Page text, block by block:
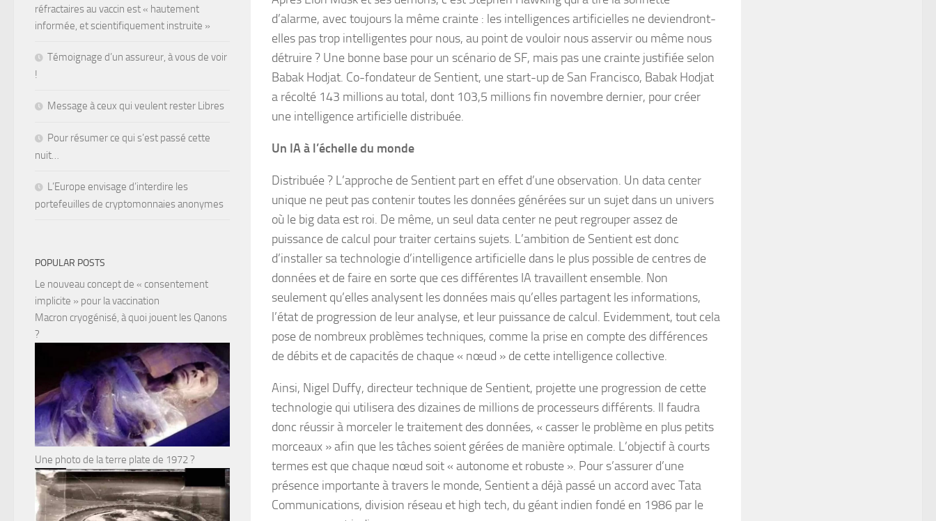
d’alarme, avec toujours la même crainte : les intelligences artificielles ne deviendront-
elles pas trop intelligentes pour nous, au point de vouloir nous asservir ou même nous
détruire ? Une bonne base pour un scénario de SF, mais pas une crainte justifiée selon
Babak Hodjat. Co-fondateur de Sentient, une start-up de San Francisco, Babak Hodjat
a récolté 143 millions au total, dont 103,5 millions fin novembre dernier, pour créer
une intelligence artificielle distribuée.
Un IA à l’échelle du monde
Distribuée ? L’approche de Sentient part en effet d’une observation. Un data center
unique ne peut pas contenir toutes les données générées sur un sujet dans un univers
où le big data est roi. De même, un seul data center ne peut regrouper assez de
puissance de calcul pour traiter certains sujets. L’ambition de Sentient est donc
d’installer sa technologie d’intelligence artificielle dans le plus possible de centres de
données et de faire en sorte que ces différentes IA travaillent ensemble. Non
seulement qu’elles analysent les données mais qu’elles partagent les informations,
l’état de progression de leur analyse, et leur puissance de calcul. Evidemment, tout cela
pose de nombreux problèmes techniques, comme la prise en compte des différences
de débits et de capacités de chaque « nœud » de cette intelligence collective.
Ainsi, Nigel Duffy, directeur technique de Sentient, projette une progression de cette
technologie qui utilisera des dizaines de millions de processeurs différents. Il faudra
donc réussir à morceler le traitement des données, « casser le problème en plus petits
morceaux » afin que les tâches soient gérées de manière optimale. L’objectif à courts
termes est que chaque nœud soit « autonome et robuste ». Pour s’assurer d’une
présence importante à travers le monde, Sentient a déjà passé un accord avec Tata
Communications, division réseau et high tech, du géant indien fondé en 1986 par le
réfractaires au vaccin est « hautement
informée, et scientifiquement instruite »
Témoignage d’un assureur, à vous de voir
!
Message à ceux qui veulent rester Libres
Pour résumer ce qui s’est passé cette
nuit…
L’Europe envisage d’interdire les
portefeuilles de cryptomonnaies anonymes
POPULAR POSTS
Le nouveau concept de « consentement
implicite » pour la vaccination
Macron cryogénisé, à quoi jouent les Qanons
?
Une photo de la terre plate de 1972 ?